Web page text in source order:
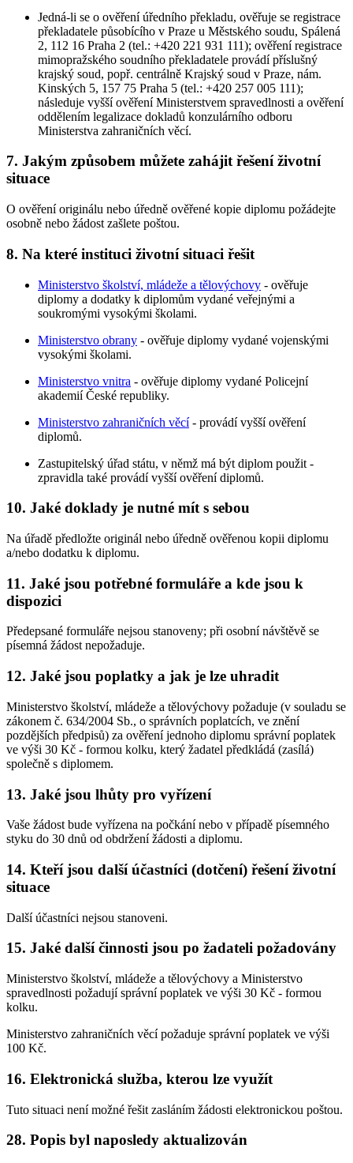
Jedná-li se o ověření úředního překladu, ověřuje se registrace
překladatele působícího v Praze u Městského soudu, Spálená
2, 112 16 Praha 2 (tel.: +420 221 931 111); ověření registrace
mimopražského soudního překladatele provádí příslušný
krajský soud, popř. centrálně Krajský soud v Praze, nám.
Kinských 5, 157 75 Praha 5 (tel.: +420 257 005 111);
následuje vyšší ověření Ministerstvem spravedlnosti a ověření
oddělením legalizace dokladů konzulárního odboru
Ministerstva zahraničních věcí.
7. Jakým způsobem můžete zahájit řešení životní
situace
O ověření originálu nebo úředně ověřené kopie diplomu požádejte
osobně nebo žádost zašlete poštou.
8. Na které instituci životní situaci řešit
Ministerstvo školství, mládeže a tělovýchovy - ověřuje
diplomy a dodatky k diplomům vydané veřejnými a
soukromými vysokými školami.
Ministerstvo obrany - ověřuje diplomy vydané vojenskými
vysokými školami.
Ministerstvo vnitra - ověřuje diplomy vydané Policejní
akademií České republiky.
Ministerstvo zahraničních věcí- provádí vyšší ověření
diplomů.
Zastupitelský úřad státu, v němž má být diplom použit -
zpravidla také provádí vyšší ověření diplomů.
10. Jaké doklady je nutné mít s sebou
Na úřadě předložte originál nebo úředně ověřenou kopii diplomu
a/nebo dodatku k diplomu.
11. Jaké jsou potřebné formuláře a kde jsou k
dispozici
Předepsané formuláře nejsou stanoveny; při osobní návštěvě se
písemná žádost nepožaduje.
12. Jaké jsou poplatky a jak je lze uhradit
Ministerstvo školství, mládeže a tělovýchovy požaduje (v souladu se
zákonem č. 634/2004 Sb., o správních poplatcích, ve znění
pozdějších předpisů) za ověření jednoho diplomu správní poplatek
ve výši 30 Kč - formou kolku, který žadatel předkládá (zasílá)
společně s diplomem.
13. Jaké jsou lhůty pro vyřízení
Vaše žádost bude vyřízena na počkání nebo v případě písemného
styku do 30 dnů od obdržení žádosti a diplomu.
14. Kteří jsou další účastníci (dotčení) řešení životní
situace
Další účastníci nejsou stanoveni.
15. Jaké další činnosti jsou po žadateli požadovány
Ministerstvo školství, mládeže a tělovýchovy a Ministerstvo
spravedlnosti požadují správní poplatek ve výši 30 Kč - formou
kolku.
Ministerstvo zahraničních věcí požaduje správní poplatek ve výši
100 Kč.
16. Elektronická služba, kterou lze využít
Tuto situaci není možné řešit zasláním žádosti elektronickou poštou.
28. Popis byl naposledy aktualizován